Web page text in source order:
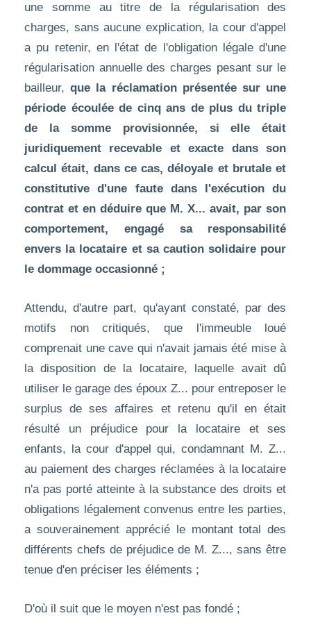
une somme au titre de la régularisation des
charges, sans aucune explication, la cour d'appel
a pu retenir, en l'état de l'obligation légale d'une
régularisation annuelle des charges pesant sur le
bailleur,que la réclamation présentée sur une
période écoulée de cinq ans de plus du triple
de la somme provisionnée, si elle était
juridiquement recevable et exacte dans son
calcul était, dans ce cas, déloyale et brutale et
constitutive d'une faute dans l'exécution du
contrat et en déduire que M. X... avait, par son
comportement, engagé sa responsabilité
envers la locataire et sa caution solidaire pour
le dommage occasionné ;
Attendu, d'autre part, qu'ayant constaté, par des
motifs non critiqués, que l'immeuble loué
comprenait une cave qui n'avait jamais été mise à
la disposition de la locataire, laquelle avait dû
utiliser le garage des époux Z... pour entreposer le
surplus de ses affaires et retenu qu'il en était
résulté un préjudice pour la locataire et ses
enfants, la cour d'appel qui, condamnant M. Z...
au paiement des charges réclamées à la locataire
n'a pas porté atteinte à la substance des droits et
obligations légalement convenus entre les parties,
a souverainement apprécié le montant total des
différents chefs de préjudice de M. Z..., sans être
tenue d'en préciser les éléments ;
D'où il suit que le moyen n'est pas fondé ;